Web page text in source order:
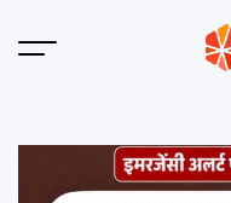
Menu